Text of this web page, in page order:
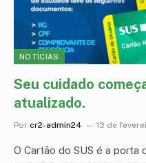
NOTÍCIAS
Seu cuidado
atualizado.
Por cr2-admin24 13 de
O Cartão do SUS é a porta